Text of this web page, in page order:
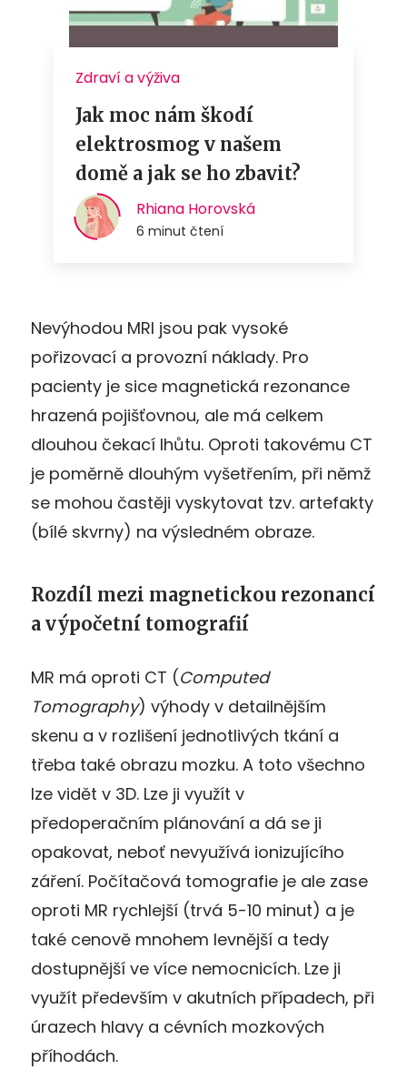
Nevýhodou MRI jsou pak vysoké
pořizovací a provozní náklady. Pro
pacienty je sice magnetická rezonance
hrazená pojišťovnou, ale má celkem
dlouhou čekací lhůtu. Oproti takovému CT
je poměrně dlouhým vyšetřením, při němž
se mohou častěji vyskytovat tzv. artefakty
(bílé skvrny) na výsledném obraze.
Rozdíl mezi magnetickou rezonancí
a výpočetní tomografií
MR má oproti CT (Computed
Tomography) výhody v detailnějším
skenu a v rozlišení jednotlivých tkání a
třeba také obrazu mozku. A toto všechno
lze vidět v 3D. Lze ji využít v
předoperačním plánování a dá se ji
opakovat, neboť nevyužívá ionizujícího
záření. Počítačová tomografie je ale zase
oproti MR rychlejší (trvá 5-10 minut) a je
také cenově mnohem levnější a tedy
dostupnější ve více nemocnicích. Lze ji
využít především v akutních případech, při
úrazech hlavy a cévních mozkových
příhodách.